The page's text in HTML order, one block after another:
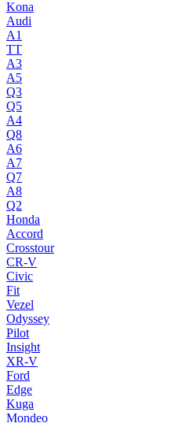
Kona
Audi
A1
TT
A3
A5
Q3
Q5
A4
Q8
A6
A7
Q7
A8
Q2
Honda
Accord
Crosstour
CR-V
Civic
Fit
Vezel
Odyssey
Pilot
Insight
XR-V
Ford
Edge
Kuga
Mondeo